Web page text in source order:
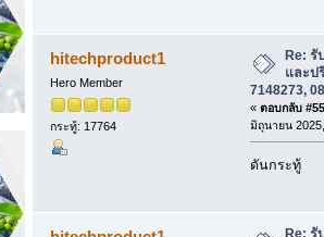
hitechproduct1
Hero Member
กระทู้: 17764
Re: รั
และป
7148273,
« ตอบกลับ
มิถุนายน
ดันกระทู้
Re: